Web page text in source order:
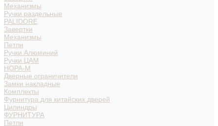
Механизмы
Ручки раздельные
PALIDORE
Завертки
Механизмы
Петли
Ручки Алюминий
Ручки ЦАМ
НОРА-М
Дверные ограничители
Замки накладные
Комплекты
Фурнитура для китайских дверей
Цилиндры
ФУРНИТУРА
Петли